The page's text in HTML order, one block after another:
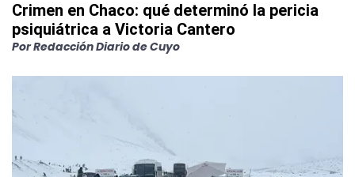
Crimen en Chaco: qué determinó la pericia
psiquiátrica a Victoria Cantero
PorRedacción Diario de Cuyo